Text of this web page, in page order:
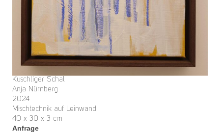
Kuschliger Schal
Anja Nürnberg
2024
Mischtechnik auf Leinwand
40 x 30 x 3 cm
Anfrage